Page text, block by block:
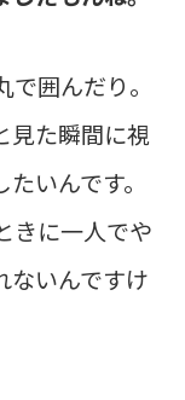
囲んだり。
見た瞬間に視
いんです。
きに一人でや
ないんですけ